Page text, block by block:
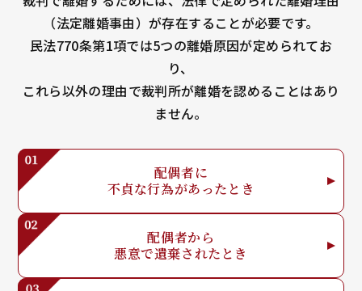
（法定離婚事由）が存在することが必要です。
民法770条第1項では5つの離婚原因が定められてお
り、
これら以外の理由で裁判所が離婚を認めることはあり
ません。
配偶者に
不貞な行為があったとき
配偶者から
悪意で遺棄されたとき